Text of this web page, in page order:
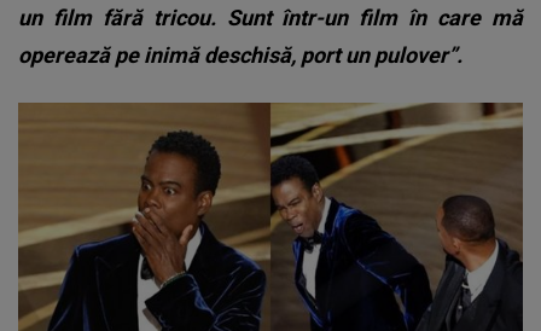
un film fără tricou. Sunt într-un film în care mă
operează pe inimă deschisă, port un pulover”.